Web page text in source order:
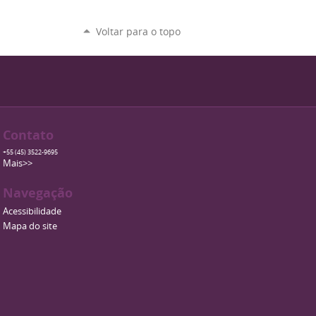
Voltar para o topo
Contato
+55 (45) 3522-9695
Mais>>
Navegação
Acessibilidade
Mapa do site